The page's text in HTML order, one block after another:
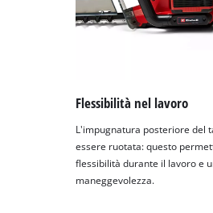
Flessibilità nel lavoro
L'impugnatura posteriore del
essere ruotata: questo
flessibilità durante il lavoro e
maneggevolezza.